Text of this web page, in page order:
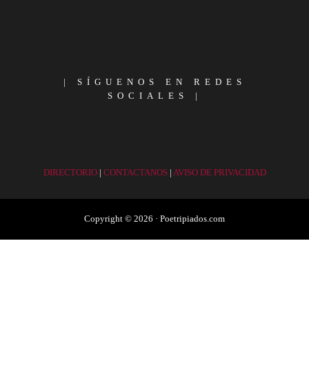
SÍGUENOS EN REDES
SOCIALES
DIRECTORIO| CONTACTANOS| AVISO DE PRIVACIDAD
Copyright © 2026 · Poetripiados.com